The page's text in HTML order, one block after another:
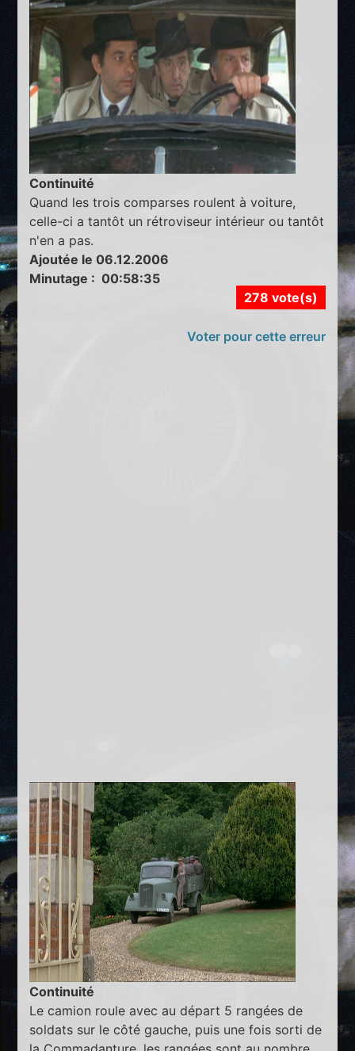
Continuité
Quand les trois comparses roulent à voiture,
celle-ci a tantôt un rétroviseur intérieur ou tantôt
n'en a pas.
Ajoutée le 06.12.2006
Minutage : 00:58:35
278 vote(s)
Voter pour cette erreur
Continuité
Le camion roule avec au départ 5 rangées de
soldats sur le côté gauche, puis une fois sorti de